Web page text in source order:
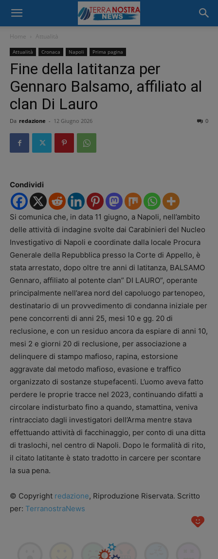
Home Attualità
Attualità Cronaca Napoli Prima pagina
Fine della latitanza per
Gennaro Balsamo, affiliato al
clan Di Lauro
Da redazione - 12 Giugno 2026 0
Condividi
Si comunica che, in data 11 giugno, a Napoli, nell’ambito
delle attività di indagine svolte dai Carabinieri del Nucleo
Investigativo di Napoli e coordinate dalla locale Procura
Generale della Repubblica presso la Corte di Appello, è
stata arrestato, dopo oltre tre anni di latitanza, BALSAMO
Gennaro, affiliato al potente clan” DI LAURO”, operante
principalmente nell’area nord del capoluogo partenopeo,
destinatario di un provvedimento di condanna iniziale per
pene concorrenti di anni 25, mesi 10 e gg. 20 di
reclusione, e con un residuo ancora da espiare di anni 10,
mesi 2 e giorni 20 di reclusione, per associazione a
delinquere di stampo mafioso, rapina, estorsione
aggravate dal metodo mafioso, evasione e traffico
organizzato di sostanze stupefacenti. L’uomo aveva fatto
perdere le proprie tracce nel 2023, continuando difatti a
circolare indisturbato fino a quando, stamattina, veniva
rintracciato dagli investigatori dell’Arma mentre stava
effettuando attività di facchinaggio, per conto di una ditta
di traslochi, nel centro di Napoli. Dopo le formalità di rito,
il citato latitante è stato tradotto in carcere per scontare
la sua pena.
© Copyright redazione, Riproduzione Riservata. Scritto
per: TerranostraNews